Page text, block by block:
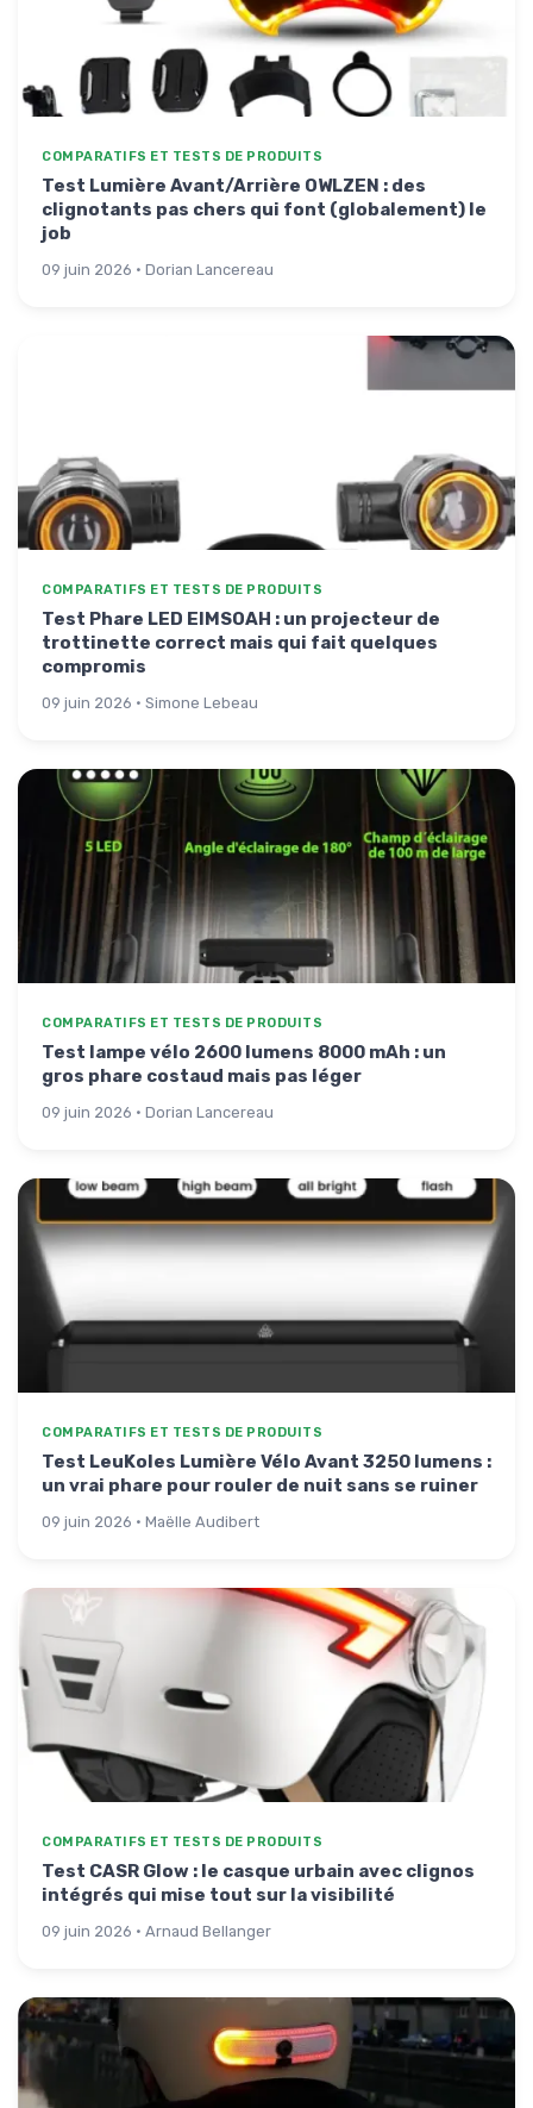
COMPARATIFS ET TESTS DE PRODUITS
Test Lumière Avant/Arrière OWLZEN : des
clignotants pas chers qui font (globalement) le
job
09 juin 2026 · Dorian Lancereau
COMPARATIFS ET TESTS DE PRODUITS
Test Phare LED EIMSOAH : un projecteur de
trottinette correct mais qui fait quelques
compromis
09 juin 2026 · Simone Lebeau
COMPARATIFS ET TESTS DE PRODUITS
Test lampe vélo 2600 lumens 8000 mAh : un
gros phare costaud mais pas léger
09 juin 2026 · Dorian Lancereau
COMPARATIFS ET TESTS DE PRODUITS
Test LeuKoles Lumière Vélo Avant 3250 lumens :
un vrai phare pour rouler de nuit sans se ruiner
09 juin 2026 · Maëlle Audibert
COMPARATIFS ET TESTS DE PRODUITS
Test CASR Glow : le casque urbain avec clignos
intégrés qui mise tout sur la visibilité
09 juin 2026 · Arnaud Bellanger